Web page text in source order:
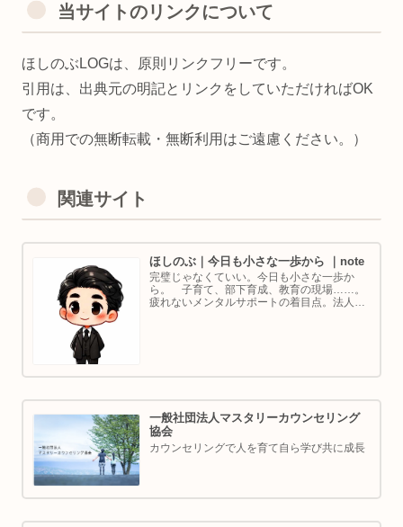
当サイトのリンクについて
ほしのぶLOGは、原則リンクフリーです。
引用は、出典元の明記とリンクをしていただければOK
です。
（商用での無断転載・無断利用はご遠慮ください。）
関連サイト
ほしのぶ｜今日も小さな一歩から ｜note
完璧じゃなくていい。今日も小さな一歩か
ら。 子育て、部下育成、教育の現場……。
疲れないメンタルサポートの着目点。法人代
一般社団法人マスタリーカウンセリング
協会
カウンセリングで人を育て自ら学び共に成長